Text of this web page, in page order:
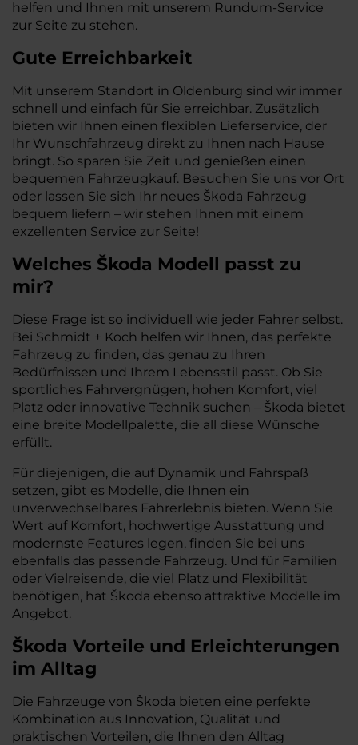
helfen und Ihnen mit unserem Rundum-Service
zur Seite zu stehen.
Gute Erreichbarkeit
Mit unserem Standort in Oldenburg sind wir immer
schnell und einfach für Sie erreichbar. Zusätzlich
bieten wir Ihnen einen flexiblen Lieferservice, der
Ihr Wunschfahrzeug direkt zu Ihnen nach Hause
bringt. So sparen Sie Zeit und genießen einen
bequemen Fahrzeugkauf. Besuchen Sie uns vor Ort
oder lassen Sie sich Ihr neues Škoda Fahrzeug
bequem liefern – wir stehen Ihnen mit einem
exzellenten Service zur Seite!
Welches Škoda Modell passt zu
mir?
Diese Frage ist so individuell wie jeder Fahrer selbst.
Bei Schmidt + Koch helfen wir Ihnen, das perfekte
Fahrzeug zu finden, das genau zu Ihren
Bedürfnissen und Ihrem Lebensstil passt. Ob Sie
sportliches Fahrvergnügen, hohen Komfort, viel
Platz oder innovative Technik suchen – Škoda bietet
eine breite Modellpalette, die all diese Wünsche
erfüllt.
Für diejenigen, die auf Dynamik und Fahrspaß
setzen, gibt es Modelle, die Ihnen ein
unverwechselbares Fahrerlebnis bieten. Wenn Sie
Wert auf Komfort, hochwertige Ausstattung und
modernste Features legen, finden Sie bei uns
ebenfalls das passende Fahrzeug. Und für Familien
oder Vielreisende, die viel Platz und Flexibilität
benötigen, hat Škoda ebenso attraktive Modelle im
Angebot.
Škoda Vorteile und Erleichterungen
im Alltag
Die Fahrzeuge von Škoda bieten eine perfekte
Kombination aus Innovation, Qualität und
praktischen Vorteilen, die Ihnen den Alltag